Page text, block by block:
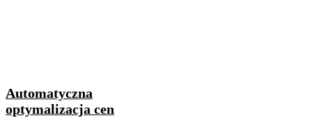
Automatyczna
optymalizacja cen